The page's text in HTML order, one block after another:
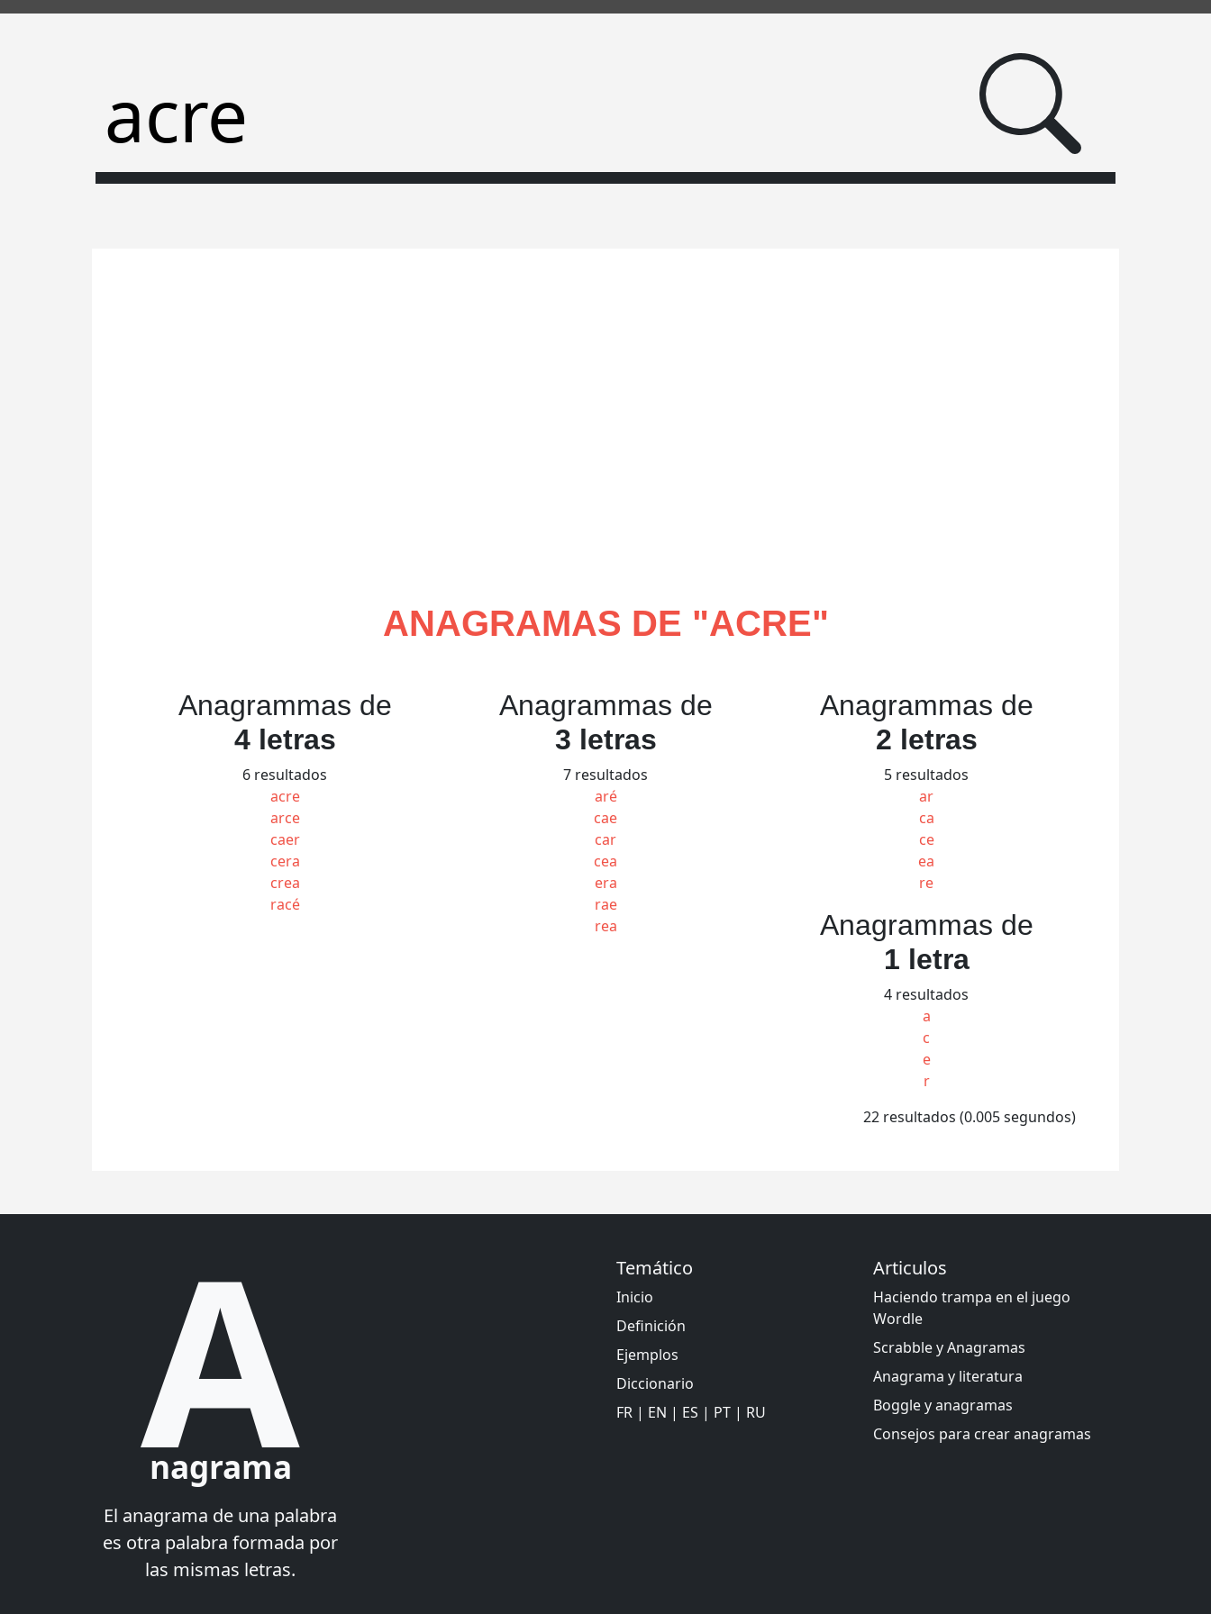
ANAGRAMAS DE "ACRE"
Anagrammas de
4 letras
6 resultados
acre
arce
caer
cera
crea
racé
Anagrammas de
3 letras
7 resultados
aré
cae
car
cea
era
rae
rea
Anagrammas de
2 letras
5 resultados
ar
ca
ce
ea
re
Anagrammas de
1 letra
4 resultados
a
c
e
r
22 resultados (0.005 segundos)
A
nagrama
El anagrama de una palabra
es otra palabra formada por
las mismas letras.
Temático
Inicio
Definición
Ejemplos
Diccionario
FR | EN | ES | PT | RU
Articulos
Haciendo trampa en el juego
Wordle
Scrabble y Anagramas
Anagrama y literatura
Boggle y anagramas
Consejos para crear anagramas